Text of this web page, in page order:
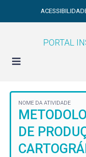
PORTAL
NOME DA ATIVIDADE
DE